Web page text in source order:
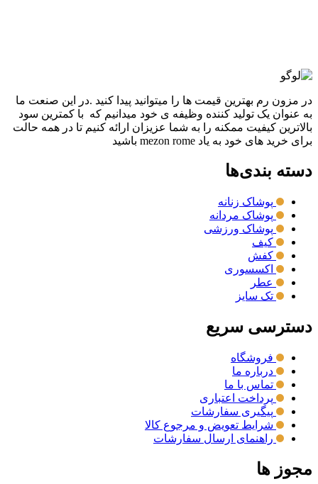
در مزون رم بهترین قیمت ها را میتوانید پیدا کنید .در این صنعت ما
به عنوان یک تولید کننده وظیفه ی خود میدانیم که با کمترین سود
بالاترین کیفیت ممکنه را به شما عزیزان ارائه کنیم تا در همه حالت
برای خرید های خود به یاد mezon rome باشید
دسته بندی‌ها
پوشاک زنانه
پوشاک مردانه
پوشاک ورزشی
کیف
کفش
اکسسوری
عطر
تک سایز
دسترسی سریع
فروشگاه
درباره ما
تماس با ما
پرداخت اعتباری
پیگیری سفارشات
شرایط تعویض و مرجوع کالا
راهنمای ارسال سفارشات
مجوز ها